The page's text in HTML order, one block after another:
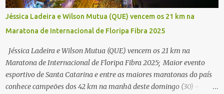
Jéssica Ladeira e Wilson Mutua (QUE) vencem os 21 km na
Maratona de Internacional de Floripa Fibra 2025
Jéssica Ladeira e Wilson Mutua (QUE) vencem os 21 km na
Maratona de Internacional de Floripa Fibra 2025; Maior evento
esportivo de Santa Catarina e entre as maiores maratonas do país
conhece campeões dos 42 km na manhã deste domingo (30) -